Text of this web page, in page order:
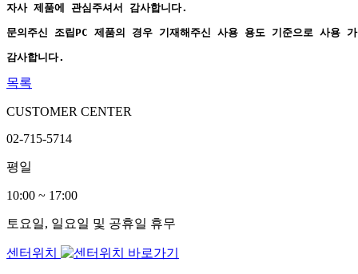
자사 제품에 관심주셔서 감사합니다.
문의주신 조립PC 제품의 경우 기재해주신 사용 용도 기준으로 사
감사합니다.
목록
CUSTOMER CENTER
02-715-5714
평일
10:00 ~ 17:00
토요일, 일요일 및 공휴일 휴무
센터위치